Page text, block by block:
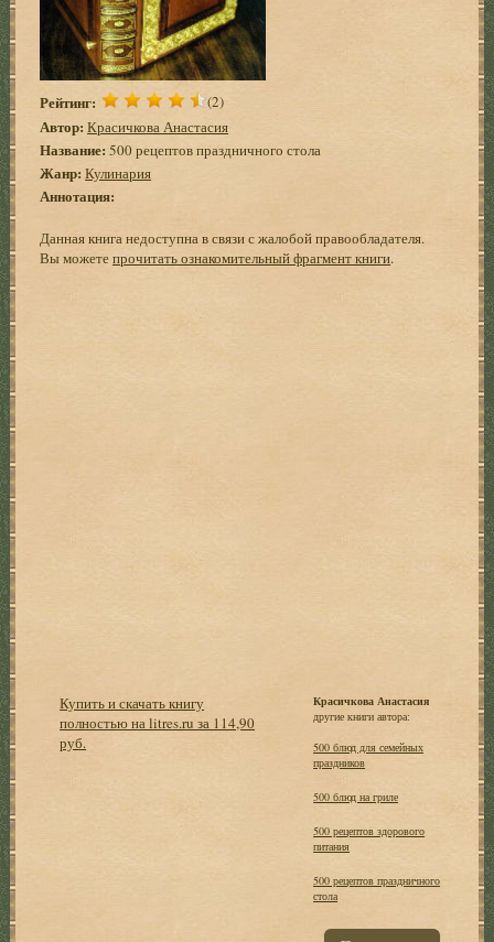
Рейтинг: (2)
Автор: Красичкова Анастасия
Название: 500 рецептов праздничного стола
Жанр: Кулинария
Аннотация:
Данная книга недоступна в связи с жалобой правообладателя.
Вы можетепрочитать ознакомительный фрагмент книги.
Купить и скачать книгу
полностью на litres.ru за 114,90
руб.
Красичкова Анастасия
другие книги автора:
500 блюд для семейных
праздников
500 блюд на гриле
500 рецептов здорового
питания
500 рецептов праздничного
стола